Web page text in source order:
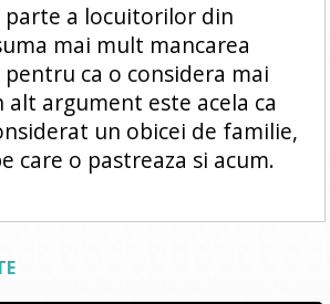
parte a locuitorilor din
mai mult mancarea
ca o considera mai
alt argument este acela ca
un obicei de familie,
care o pastreaza si acum.